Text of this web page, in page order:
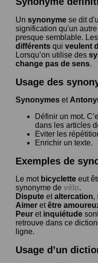
Un synonyme se dit
signification qu'un
presque semblable. Les
différents qui veulent
Lorsqu’on utilise des
change pas de sens.
Usage des
Synonymes et
Définir un mot.
dans les articles
Eviter les
Enrichir un texte.
Exemples de
Le mot bicyclette eut
synonyme de vélo.
Dispute etaltercation,
Aimer etêtre
Peur et inquiétude
retrouve dans ce
ligne.
Usage d’un